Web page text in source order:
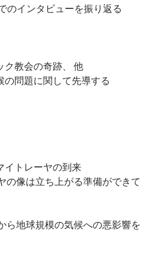
のインタビューを振り返る
ク教会の奇跡、 他
の問題に関して先導する
イトレーヤの到来
の像は立ち上がる準備ができて
ら地球規模の気候への悪影響を